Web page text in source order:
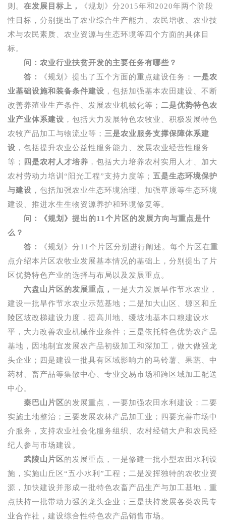
则。 在发展目标上， 《规划》分2015年和 2020年两个阶段
性目标，分别提出了农业综合生产能力、农民增收、农业技
术与农民素质、农业资源与生态环境等四个方面的具体目
标。
问：农业行业扶贫开发的主要任务有哪些？
答：
《规划》提出了五个方面的重点建设任务： 一是农
业基础设施和装备条件建设 ，包括加强基本农田建设、不断
改善养殖业生产条件、发展农业机械化等； 二是优势特色农
业产业体系建设 ，包括大力发展特色农牧业、积极发展特色
农牧产品加工与物流业等； 三是农业服务支撑保障体系建
设 ，包括提升农业公益性服务能力、发展农业经营性服务
等；
四是农村人才培养 ，包括大力培养农村实用人才、加大
农村劳动力培训 “ 阳光工程”支持力度等； 五是生态环境保护
与建设 ，包括加强农业生态环境治理、加强草原等生态环境
建设、推进水生生物资源养护和环境修复等。
问：《规划》提出的11 个片区的发展方向与重点是什
么？
答：
《规划》分11 个片区分别进行阐述。每个片区在重
点介绍本片区农牧业发展基本情况的基础上，分别提出了片
区优势特色产业的选择与布局以及发展重点。
六盘山片区的发展重点， 一是大力发展旱作节水农业，
建设一批旱作节水农业示范基地；二是加大山区、塬区和丘
陵区坡改梯建设力度，提高川地、缓坡地基本口粮建设水
平，大力改善农业机械作业条件；三是依托特色优势农产品
基地，因地制宜发展农产品初级加工和深加工，做大做强龙
头企业；四是建设一批具有区域影响力的马铃薯、果蔬、中
药材、畜产品等集散中心、专业交易市场和跨区域加工配送
中心。
秦巴山片区 的发展重点，一要加强农田水利建设；二要
实施土地整治；三要发展农林产品加工业；四要完善市场中
介服务，支持农业社会化服务组织、农村经销大户和农民经
纪人参与市场建设。
武陵山片区 的发展重点，一是修建一批小型农田水利设
施，实施山丘区“五小水利 ”工程；二是发挥独特的农牧业资
源，加快建设并形成一批特色农畜产品生产与加工基地，重
点扶持一批带动力强的龙头企业；三是扶持发展各类农民专
业合作社，建设综合性特色农产品销售市场。